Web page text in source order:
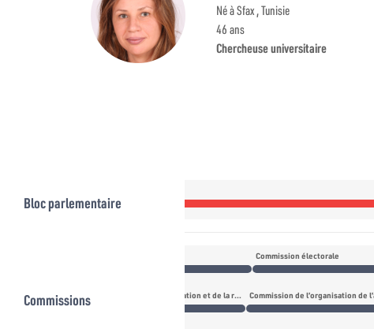
Né à Sfax , Tunisie
46 ans
Chercheuse universitaire
Bloc parlementaire
Commissions
Commission électorale
Commission de la jeunesse, des affaires culturelles, de l'éducation et de la recherche scientifique